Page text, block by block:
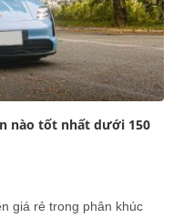
nào tốt nhất dưới 150
giá rẻ trong phân khúc